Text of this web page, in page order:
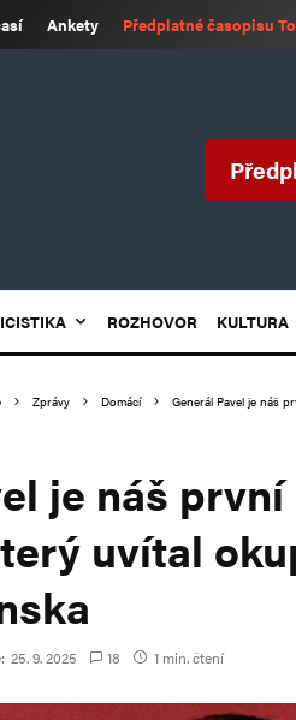
Ankety Předplatné časopisu
ROZHOVOR KULTURA
Zprávy Domácí Generál Pavel je náš
je náš
uvítal
25. 9. 2025 18 1 min. čtení